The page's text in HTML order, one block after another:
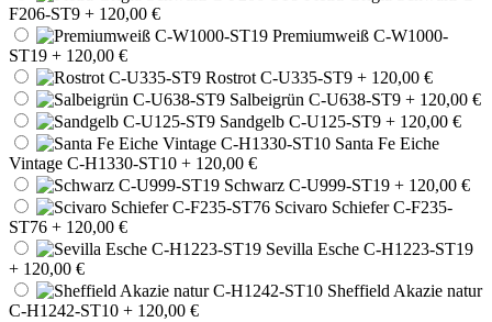
F206-ST9 + 120,00 €
Premiumweiß C-W1000-
ST19 + 120,00 €
Rostrot C-U335-ST9 + 120,00 €
Salbeigrün C-U638-ST9 + 120,00 €
Sandgelb C-U125-ST9 + 120,00 €
Santa Fe Eiche
Vintage C-H1330-ST10 + 120,00 €
Schwarz C-U999-ST19 + 120,00 €
Scivaro Schiefer C-F235-
ST76 + 120,00 €
Sevilla Esche C-H1223-ST19
+ 120,00 €
Sheffield Akazie natur
C-H1242-ST10 + 120,00 €